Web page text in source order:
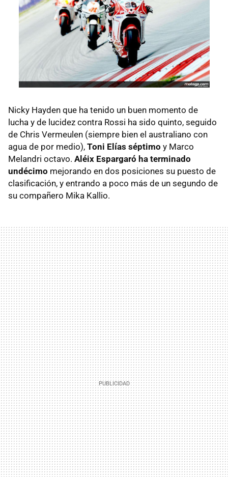
Nicky Hayden que ha tenido un buen momento de
lucha y de lucidez contra Rossi ha sido quinto, seguido
de Chris Vermeulen (siempre bien el australiano con
agua de por medio), Toni Elías séptimo y Marco
Melandri octavo. Aléix Espargaró ha terminado
undécimo mejorando en dos posiciones su puesto de
clasificación, y entrando a poco más de un segundo de
su compañero Mika Kallio.